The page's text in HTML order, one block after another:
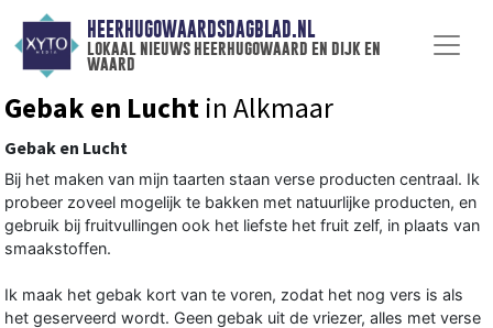
HEERHUGOWAARDSDAGBLAD.NL
lokaal nieuws heerhugowaard en dijk en
waard
Gebak en Lucht in Alkmaar
Gebak en Lucht
Bij het maken van mijn taarten staan verse producten centraal. Ik
probeer zoveel mogelijk te bakken met natuurlijke producten, en
gebruik bij fruitvullingen ook het liefste het fruit zelf, in plaats van
smaakstoffen.
Ik maak het gebak kort van te voren, zodat het nog vers is als
het geserveerd wordt. Geen gebak uit de vriezer, alles met verse